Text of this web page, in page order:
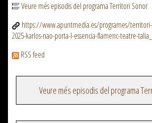
Veure més episodis del programa Territori Sonor
https://www.apuntmedia.es/programes/
2025-karlos-nao-porta-l-essencia-flamenc-teatre-
RSS feed
Veure més episodis del programa